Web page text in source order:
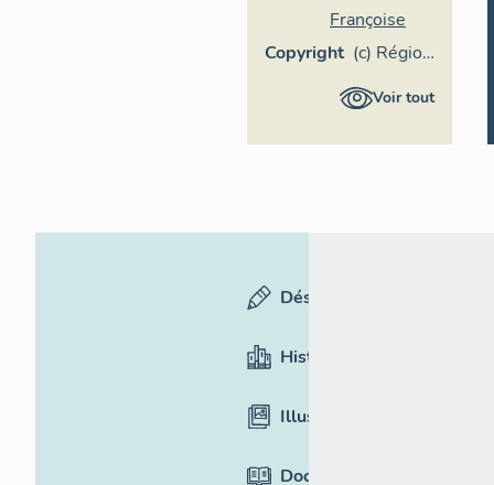
Françoise
Copyright (c) Région
Provence-
Côte
Voir tout
Désignation
Historique
Illustrations
Documentation